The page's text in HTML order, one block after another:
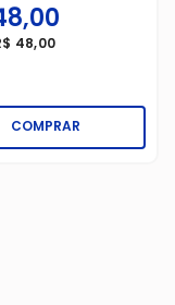
,00
48,00
COMPRAR